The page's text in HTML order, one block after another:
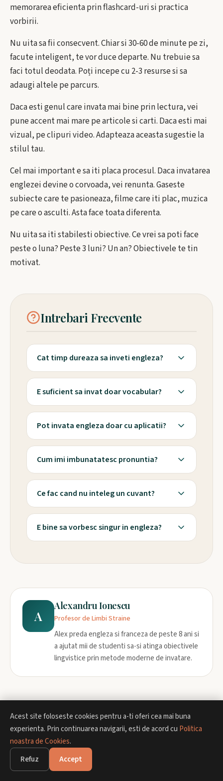
memorarea eficienta prin flashcard-uri si practica
vorbirii.
Nu uita sa fii consecvent. Chiar si 30-60 de minute pe zi,
facute inteligent, te vor duce departe. Nu trebuie sa
faci totul deodata. Poți incepe cu 2-3 resurse si sa
adaugi altele pe parcurs.
Daca esti genul care invata mai bine prin lectura, vei
pune accent mai mare pe articole si carti. Daca esti mai
vizual, pe clipuri video. Adapteaza aceasta sugestie la
stilul tau.
Cel mai important e sa iti placa procesul. Daca invatarea
englezei devine o corvoada, vei renunta. Gaseste
subiecte care te pasioneaza, filme care iti plac, muzica
pe care o asculti. Asta face toata diferenta.
Nu uita sa iti stabilesti obiective. Ce vrei sa poti face
peste o luna? Peste 3 luni? Un an? Obiectivele te tin
motivat.
Intrebari Frecvente
Cat timp dureaza sa inveti engleza?
E suficient sa invat doar vocabular?
Pot invata engleza doar cu aplicatii?
Cum imi imbunatatesc pronuntia?
Ce fac cand nu inteleg un cuvant?
E bine sa vorbesc singur in engleza?
A
Alexandru Ionescu
Profesor de Limbi Straine
Alex preda engleza si franceza de peste 8 ani si
a ajutat mii de studenti sa-si atinga obiectivele
lingvistice prin metode moderne de invatare.
Articole Similare
Acest site foloseste cookies pentru a-ti oferi cea mai buna
experienta. Prin continuarea navigarii, esti de acord cu Politica
noastra de Cookies.
Refuz
Accept